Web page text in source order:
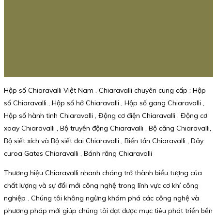
Hộp số Chiaravalli Việt Nam . Chiaravalli chuyên cung cấp : Hộp
số Chiaravalli , Hộp số hở Chiaravalli , Hộp số gang Chiaravalli ,
Hộp số hành tinh Chiaravalli , Động cơ điện Chiaravalli , Động cơ
xoay Chiaravalli , Bộ truyền động Chiaravalli , Bộ căng Chiaravalli,
Bộ siết xích và Bộ siết đai Chiaravalli , Biến tần Chiaravalli , Dây
curoa Gates Chiaravalli , Bánh răng Chiaravalli
Thương hiệu Chiaravalli nhanh chóng trở thành biểu tượng của
chất lượng và sự đổi mới công nghệ trong lĩnh vực cơ khí công
nghiệp . Chúng tôi không ngừng khám phá các công nghệ và
phương pháp mới giúp chúng tôi đạt được mục tiêu phát triển bền